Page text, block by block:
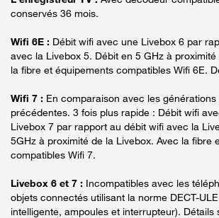
conservés 36 mois.
Wifi 6E : Débit wifi avec une Livebox 6 par
avec la Livebox 5. Débit en 5 GHz à
la fibre et équipements compatibles Wifi 6E.
Wifi 7 : En comparaison avec les générations
précédentes. 3 fois plus rapide : Débit wifi
Livebox 7 par rapport au débit wifi avec la
5GHz à proximité de la Livebox. Avec la fibre
compatibles Wifi 7.
Livebox 6 et 7 : Incompatibles avec les
objets connectés utilisant la norme DECT-
intelligente, ampoules et interrupteur). Détails